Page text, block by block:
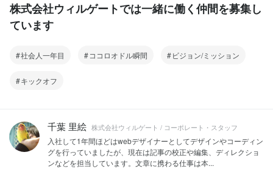
株式会社ウィルゲートでは一緒に働く仲間を募集し
ています
社会人一年目 ココロオドル瞬間 ビジョン/ミッション
キックオフ
千葉 里絵 株式会社ウィルゲート / コーポレート・スタッフ
入社して1年間ほどはwebデザイナーとしてデザインやコーディン
グを行っていましたが、現在は記事の校正や編集、ディレクショ
ンなどを担当しています。文章に携わる仕事は本...